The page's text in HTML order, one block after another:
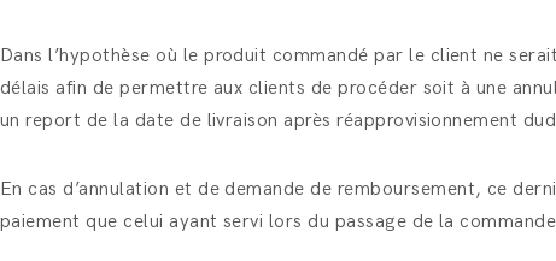
Dans l’hypothèse où le produit commandé par le client ne
délais afin de permettre aux clients de procéder soit à une
un report de la date de livraison après réapprovisionnement
En cas d’annulation et de demande de remboursement, ce
paiement que celui ayant servi lors du passage de la